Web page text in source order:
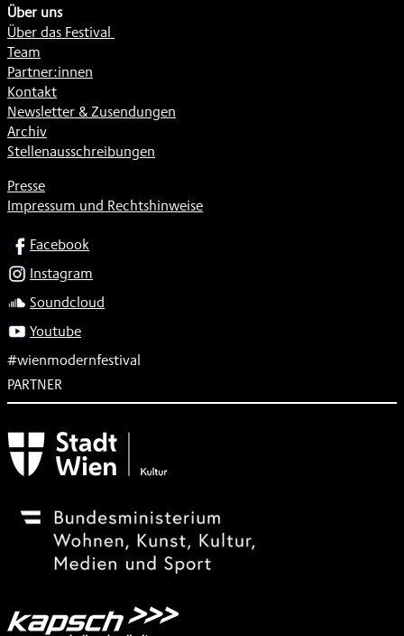
Über uns
Über das Festival
Team
Partner:innen
Kontakt
Newsletter & Zusendungen
Archiv
Stellenausschreibungen
Presse
Impressum und Rechtshinweise
SOCIALFacebook
Instagram
Soundcloud
Youtube
#wienmodernfestival
PARTNER
Subventionsgeber